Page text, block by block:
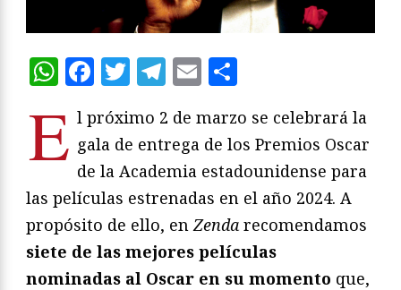
WhatsApp
Facebook
Twitter
Telegram
Email
E l próximo 2 de marzo se celebrará la
gala de entrega de los Premios Oscar
de la Academia estadounidense para
las películas estrenadas en el año 2024. A
propósito de ello, en Zenda recomendamos
siete de las mejores películas
nominadas al Oscar en su momento que,